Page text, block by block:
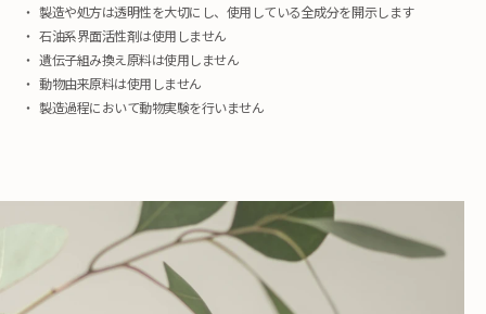
製造や処方は透明性を大切にし、使用している全成分を開示します
石油系界面活性剤は使用しません
遺伝子組み換え原料は使用しません
動物由来原料は使用しません
製造過程において動物実験を行いません